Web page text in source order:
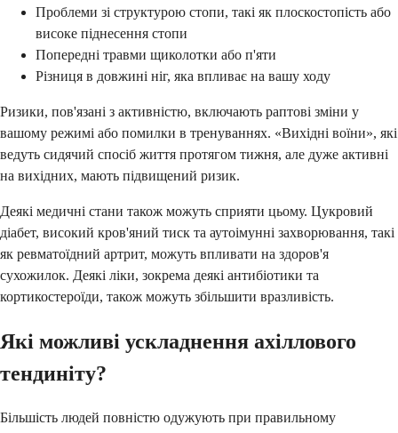
Проблеми зі структурою стопи, такі як плоскостопість або
високе піднесення стопи
Попередні травми щиколотки або п'яти
Різниця в довжині ніг, яка впливає на вашу ходу
Ризики, пов'язані з активністю, включають раптові зміни у
вашому режимі або помилки в тренуваннях. «Вихідні воїни», які
ведуть сидячий спосіб життя протягом тижня, але дуже активні
на вихідних, мають підвищений ризик.
Деякі медичні стани також можуть сприяти цьому. Цукровий
діабет, високий кров'яний тиск та аутоімунні захворювання, такі
як ревматоїдний артрит, можуть впливати на здоров'я
сухожилок. Деякі ліки, зокрема деякі антибіотики та
кортикостероїди, також можуть збільшити вразливість.
Які можливі ускладнення ахіллового
тендиніту?
Більшість людей повністю одужують при правильному